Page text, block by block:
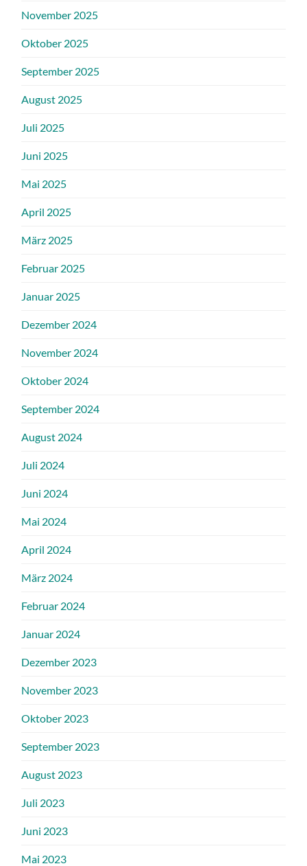
November 2025
Oktober 2025
September 2025
August 2025
Juli 2025
Juni 2025
Mai 2025
April 2025
März 2025
Februar 2025
Januar 2025
Dezember 2024
November 2024
Oktober 2024
September 2024
August 2024
Juli 2024
Juni 2024
Mai 2024
April 2024
März 2024
Februar 2024
Januar 2024
Dezember 2023
November 2023
Oktober 2023
September 2023
August 2023
Juli 2023
Juni 2023
Mai 2023